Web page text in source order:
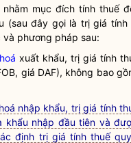
nhằm mục đích tính thuế
(sau đây gọi là trị giá
phương pháp sau:
xuất khẩu, trị giá tính
giá DAF), không bao
nhập khẩu, trị giá tính
khẩu nhập đầu tiên và
định trị giá tính thuế